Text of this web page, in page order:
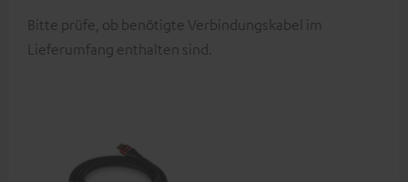
Bitte prüfe, ob benötigte Verbindungskabel im
Lieferumfang enthalten sind.